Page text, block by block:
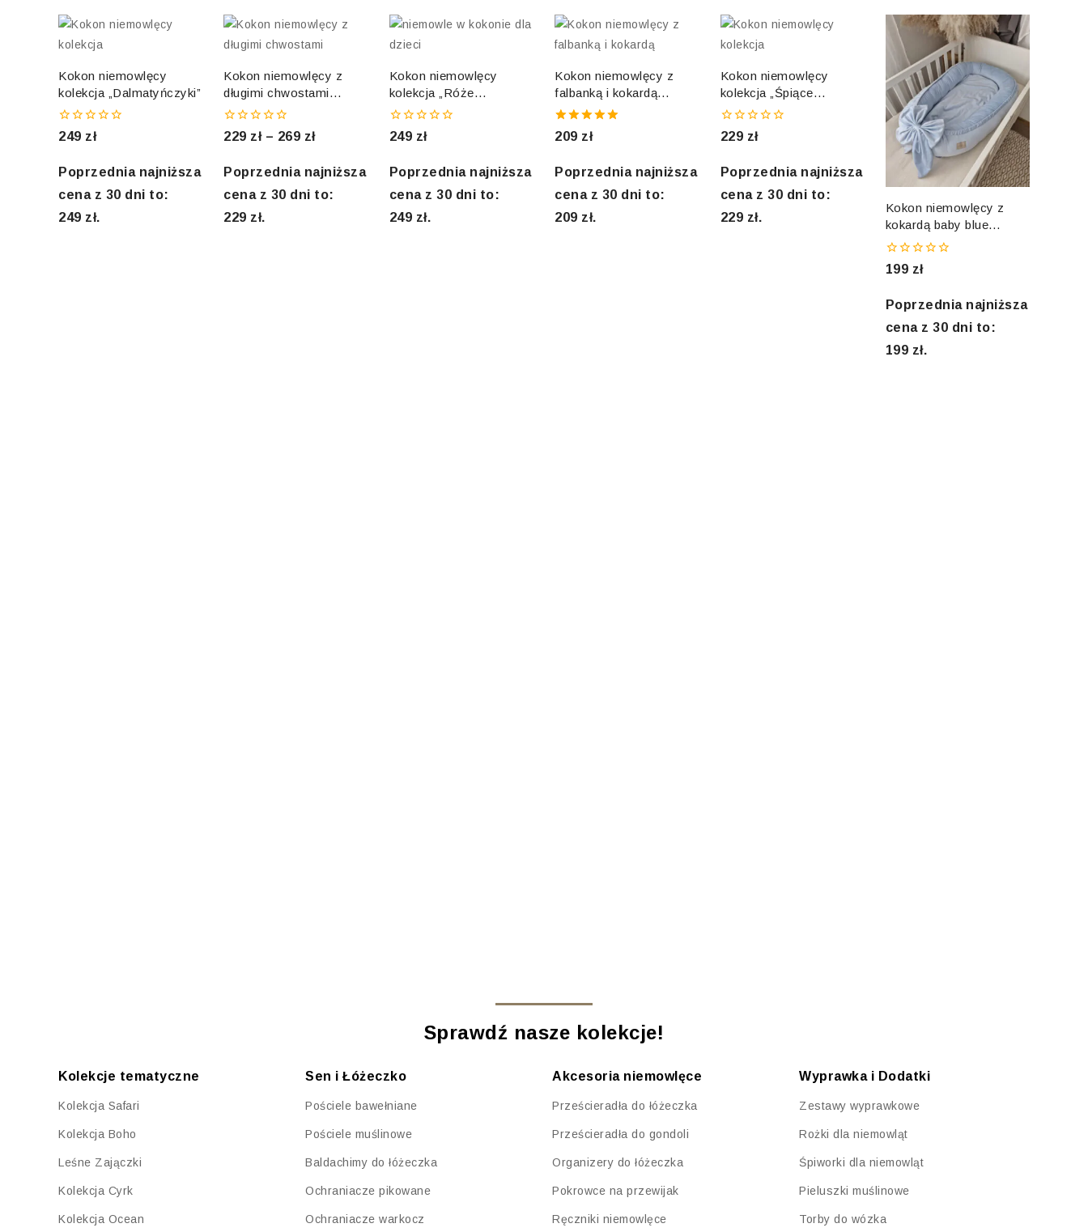
Kokon niemowlęcy
kolekcja „Dalmatyńczyki”
0
5
249 zł
Poprzednia najniższa
cena z 30 dni to:
249 zł.
Kokon niemowlęcy z
długimi chwostami
„Boho piaskowe”
0
5
229 zł – 269 zł
Poprzednia najniższa
cena z 30 dni to:
229 zł.
Kokon niemowlęcy
kolekcja „Róże
herbaciane”
0
5
249 zł
Poprzednia najniższa
cena z 30 dni to:
249 zł.
Kokon niemowlęcy z
falbanką i kokardą
„Beżowa kolekcja
5.00
209 zł
Poprzednia najniższa
cena z 30 dni to:
209 zł.
Kokon niemowlęcy
kolekcja „Śpiące
zwierzęta”
0
5
229 zł
Poprzednia najniższa
cena z 30 dni to:
229 zł.
Kokon niemowlęcy z
kokardą baby blue
kolekcja GLAM
0
5
199 zł
Poprzednia najniższa
cena z 30 dni to:
199 zł.
Sprawdź nasze kolekcje!
Kolekcje tematyczne
Kolekcja Safari
Kolekcja Boho
Leśne Zajączki
Kolekcja Cyrk
Kolekcja Ocean
Sen i Łóżeczko
Pościele bawełniane
Pościele muślinowe
Baldachimy do łóżeczka
Ochraniacze pikowane
Ochraniacze warkocz
Akcesoria niemowlęce
Prześcieradła do łóżeczka
Prześcieradła do gondoli
Organizery do łóżeczka
Pokrowce na przewijak
Ręczniki niemowlęce
Wyprawka i Dodatki
Zestawy wyprawkowe
Rożki dla niemowląt
Śpiworki dla niemowląt
Pieluszki muślinowe
Torby do wózka